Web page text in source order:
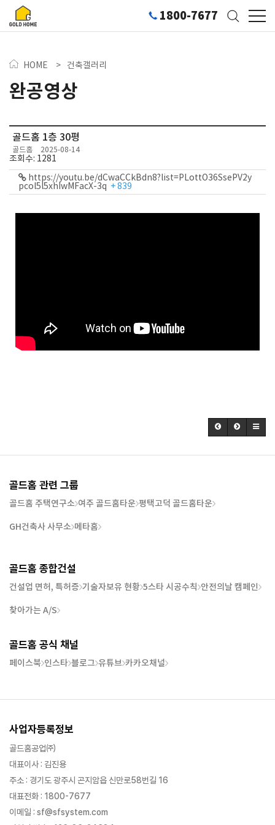
1800-7677
HOME > 건축갤러리
완공영상
골드홈 1층 30평
골드홈 2025-08-14
조회수: 1281
https://youtu.be/dCwaCCkBdn8?list=PLottO36SsePV2y
pcol5l5xhIwMFacX-3q + 839
골드홈 관련 그룹
골드홈 주택연구소 여주 골드홈타운 평택고덕 골드홈타운
GH건축사 사무소 메타홈
골드홈 종합건설
건설업 면허, 특허증 기술자보유 현황 5스타 시공수칙 안전의날 캠페인
찾아가는 A/S
골드홈 공식 채널
페이스북 인스타 블로그 유튜브 카카오채널
사업자등록정보
골드홈공업㈜
대표이사 : 김진용
주소 : 경기도 광주시 곤지암읍 신만로58번길 16
대표전화 : 1800-7677
이메일 : sf@sfsystem.com